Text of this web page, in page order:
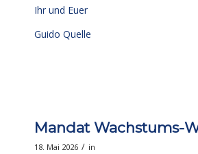
Ihr und Euer
Guido Quelle
Mandat Wachstums-
18. Mai 2026 / in